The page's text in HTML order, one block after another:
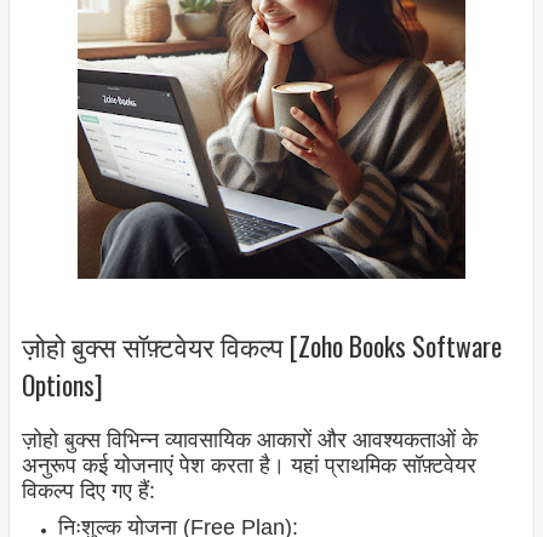
ज़ोहो बुक्स सॉफ़्टवेयर विकल्प [Zoho Books Software
Options]
ज़ोहो बुक्स विभिन्न व्यावसायिक आकारों और आवश्यकताओं के
अनुरूप कई योजनाएं पेश करता है। यहां प्राथमिक सॉफ़्टवेयर
विकल्प दिए गए हैं:
निःशुल्क योजना (Free Plan):